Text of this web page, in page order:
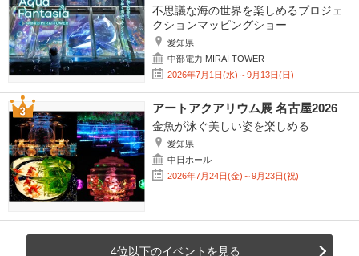
不思議な海の世界を楽しめるプロジェ
クションマッピングショー
愛知県
中部電力 MIRAI TOWER
2026年7月1日(水)～9月13日(日)
アートアクアリウム展 名古屋2026
金魚が泳ぐ美しい姿を楽しめる
愛知県
中日ホール
2026年7月24日(金)～9月23日(祝)
4位以下のイベントを見る